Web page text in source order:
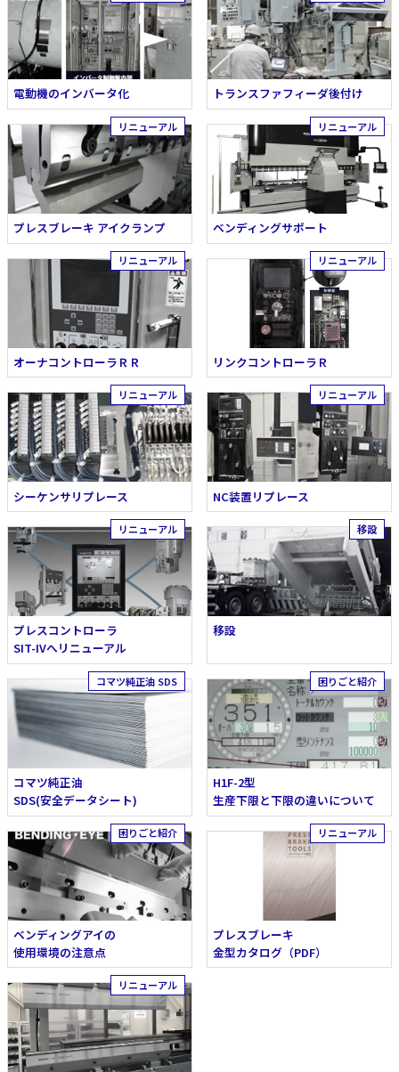
電動機のインバータ化 トランスファフィーダ後付け
プレスブレーキ アイクランプ ベンディングサポート
オーナコントローラＲＲ リンクコントローラＲ
シーケンサリプレース NC装置リプレース
プレスコントローラ
SIT-IVへリニューアル
移設
コマツ純正油
SDS(安全データシート)
H1F-2型
生産下限と下限の違いについて
ベンディングアイの
使用環境の注意点
プレスブレーキ
金型カタログ（PDF）